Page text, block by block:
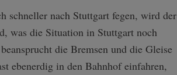
schneller nach Stuttgart fegen, wird der
was die Situation in Stuttgart noch
die Bremsen und die Gleise
ebenerdig in den Bahnhof einfahren,